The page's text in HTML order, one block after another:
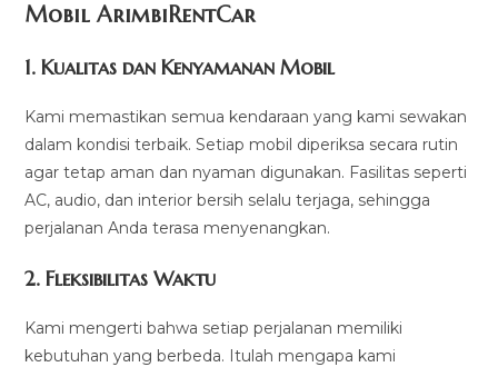
Mobil ArimbiRentCar
1.Kualitas dan Kenyamanan Mobil
Kami memastikan semua kendaraan yang kami sewakan
dalam kondisi terbaik. Setiap mobil diperiksa secara rutin
agar tetap aman dan nyaman digunakan. Fasilitas seperti
AC, audio, dan interior bersih selalu terjaga, sehingga
perjalanan Anda terasa menyenangkan.
2.Fleksibilitas Waktu
Kami mengerti bahwa setiap perjalanan memiliki
kebutuhan yang berbeda. Itulah mengapa kami